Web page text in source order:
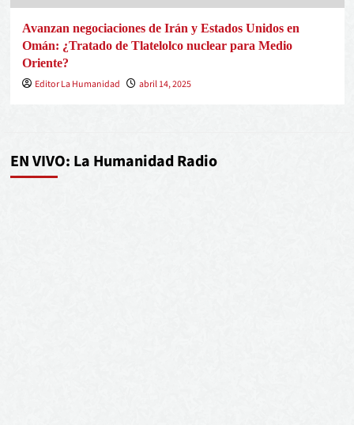
Avanzan negociaciones de Irán y Estados Unidos en
Omán: ¿Tratado de Tlatelolco nuclear para Medio
Oriente?
Editor La Humanidad
abril 14, 2025
EN VIVO: La Humanidad Radio